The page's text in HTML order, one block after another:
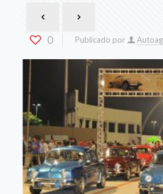
0 Publicado por